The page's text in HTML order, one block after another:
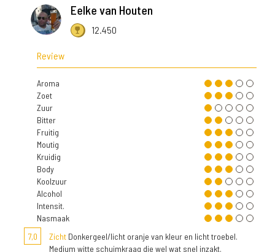
Eelke van Houten
12.450
Review
Aroma
Zoet
Zuur
Bitter
Fruitig
Moutig
Kruidig
Body
Koolzuur
Alcohol
Intensit.
Nasmaak
7,0
Zicht Donkergeel/licht oranje van kleur en licht troebel.
Medium witte schuimkraag die wel wat snel inzakt.